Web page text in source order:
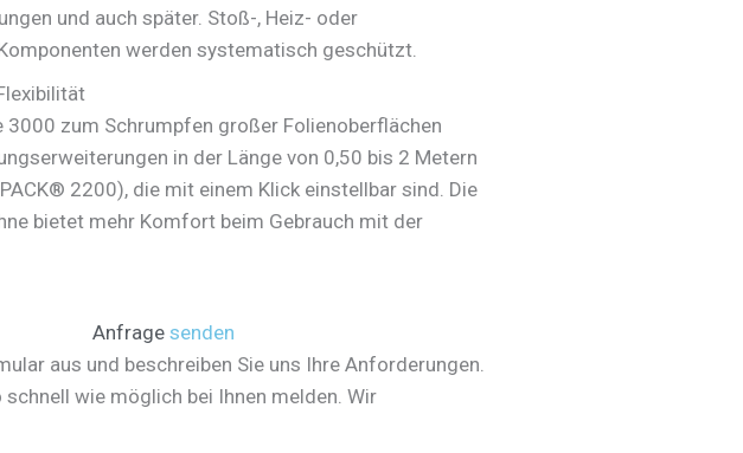
und auch später. Stoß-, Heiz- oder
werden systematisch geschützt.
3000 zum Schrumpfen großer Folienoberflächen
in der Länge von 0,50 bis 2 Metern
2200), die mit einem Klick einstellbar sind. Die
bietet mehr Komfort beim Gebrauch mit der
Anfrage senden
aus und beschreiben Sie uns Ihre Anforderungen.
wie möglich bei Ihnen melden. Wir